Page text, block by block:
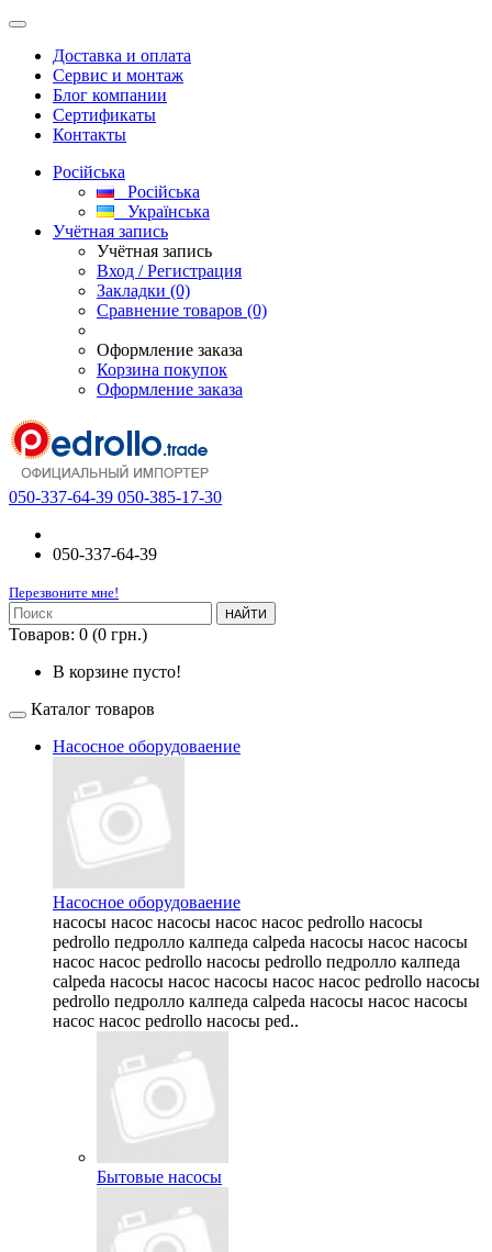
Доставка и оплата
Сервис и монтаж
Блог компании
Сертификаты
Контакты
Російська
Російська
Українська
Учётная запись
Учётная запись
Вход / Регистрация
Закладки (0)
Сравнение товаров (0)
Оформление заказа
Корзина покупок
Оформление заказа
050-337-64-39 050-385-17-30
050-337-64-39
Перезвоните мне!
НАЙТИ
Товаров: 0 (0 грн.)
В корзине пусто!
Каталог товаров
Насосное оборудоваение
Насосное оборудоваение
насосы насос насосы насос насос pedrollo насосы
pedrollo педролло калпеда calpeda насосы насос насосы
насос насос pedrollo насосы pedrollo педролло калпеда
calpeda насосы насос насосы насос насос pedrollo насосы
pedrollo педролло калпеда calpeda насосы насос насосы
насос насос pedrollo насосы ped..
Бытовые насосы